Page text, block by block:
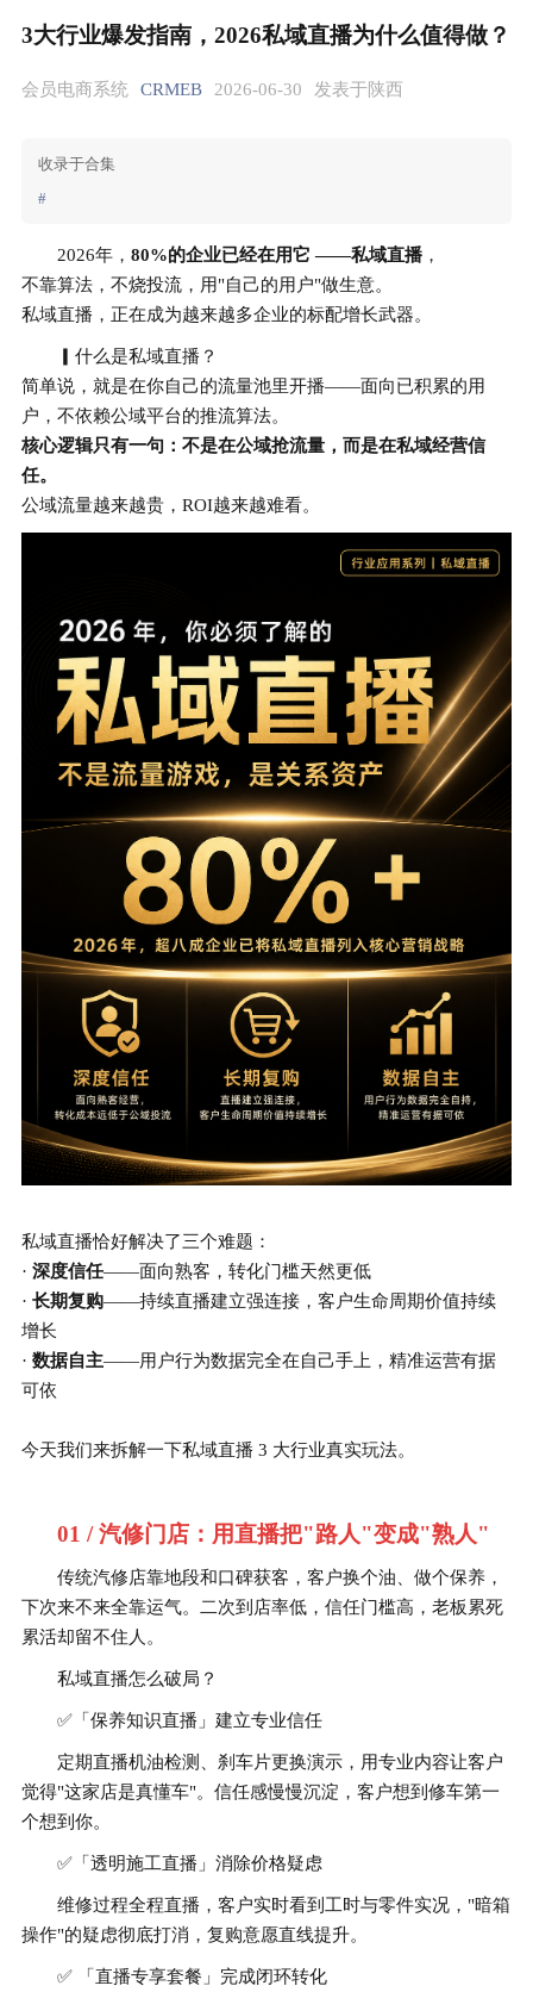
3大行业爆发指南，2026私域直播为什么值得做？
会员电商系统 CRMEB 2026-06-30 发表于陕西
收录于合集
#
2026年， 80%的企业已经在用它 ——私域直播 ，
不靠算法，不烧投流，用"自己的用户"做生意。
私域直播，正在成为越来越多企业的标配增长武器。
▎什么是私域直播？
简单说，就是在你自己的流量池里开播——面向已积累的用
户，不依赖公域平台的推流算法。
核心逻辑只有一句：不是在公域抢流量，而是在私域经营信
任。
公域流量越来越贵，ROI越来越难看。
私域直播恰好解决了三个难题：
· 深度信任——面向熟客，转化门槛天然更低
· 长期复购——持续直播建立强连接，客户生命周期价值持续
增长
· 数据自主——用户行为数据完全在自己手上，精准运营有据
可依
今天我们来拆解一下私域直播 3 大行业真实玩法。
01 / 汽修门店：用直播把"路人"变成"熟人"
传统汽修店靠地段和口碑获客，客户换个油、做个保养，
下次来不来全靠运气。二次到店率低，信任门槛高，老板累死
累活却留不住人。
私域直播怎么破局？
✅「保养知识直播」建立专业信任
定期直播机油检测、刹车片更换演示，用专业内容让客户
觉得"这家店是真懂车"。信任感慢慢沉淀，客户想到修车第一
个想到你。
✅「透明施工直播」消除价格疑虑
维修过程全程直播，客户实时看到工时与零件实况，"暗箱
操作"的疑虑彻底打消，复购意愿直线提升。
✅ 「直播专享套餐」完成闭环转化